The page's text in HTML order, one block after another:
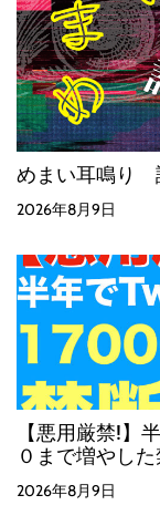
めまい耳鳴り
2026年8月9日
【悪用厳禁!】
０まで増やし
2026年8月9日